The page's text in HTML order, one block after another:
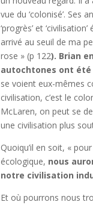
vue du ‘colonisé’. Ses
‘progrès’ et
arrivé au seuil de ma
rose » (p 122). Brian
autochtones ont été
se voient eux-mêmes
civilisation, c’est le
McLaren, on peut se
une civilisation plus
Quoiqu’il en soit, «
écologique, nous
notre civilisation
Et où pourrons nous